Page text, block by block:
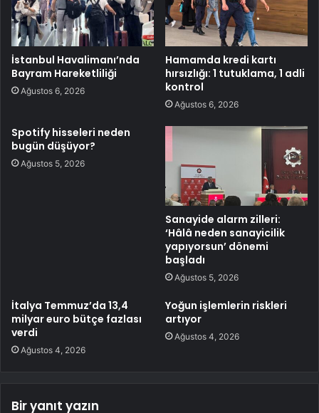
İstanbul Havalimanı’nda
Bayram Hareketliliği
Ağustos 6, 2026
Hamamda kredi kartı
hırsızlığı: 1 tutuklama, 1 adli
kontrol
Ağustos 6, 2026
Spotify hisseleri neden
bugün düşüyor?
Ağustos 5, 2026
Sanayide alarm zilleri:
‘Hâlâ neden sanayicilik
yapıyorsun’ dönemi
başladı
Ağustos 5, 2026
İtalya Temmuz’da 13,4
milyar euro bütçe fazlası
verdi
Ağustos 4, 2026
Yoğun işlemlerin riskleri
artıyor
Ağustos 4, 2026
Bir yanıt yazın